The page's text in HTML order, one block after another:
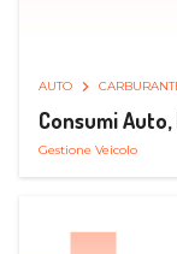
AUTO
Consumi
Gestione Veicolo